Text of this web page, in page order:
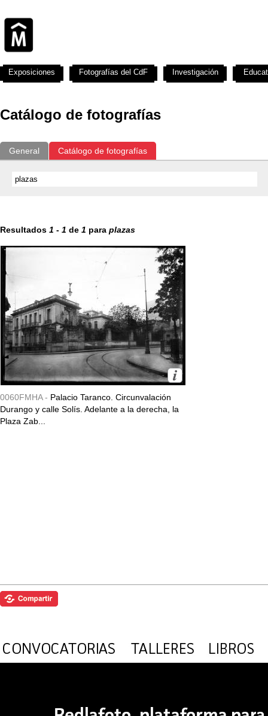
Catálogo de fotografías
General Catálogo de fotografías
Resultados 1 - 1 de 1 para plazas
0060FMHA - Palacio Taranco. Circunvalación
Durango y calle Solís. Adelante a la derecha, la
Plaza Zab...
Exposiciones Fotografías del CdF Investigación